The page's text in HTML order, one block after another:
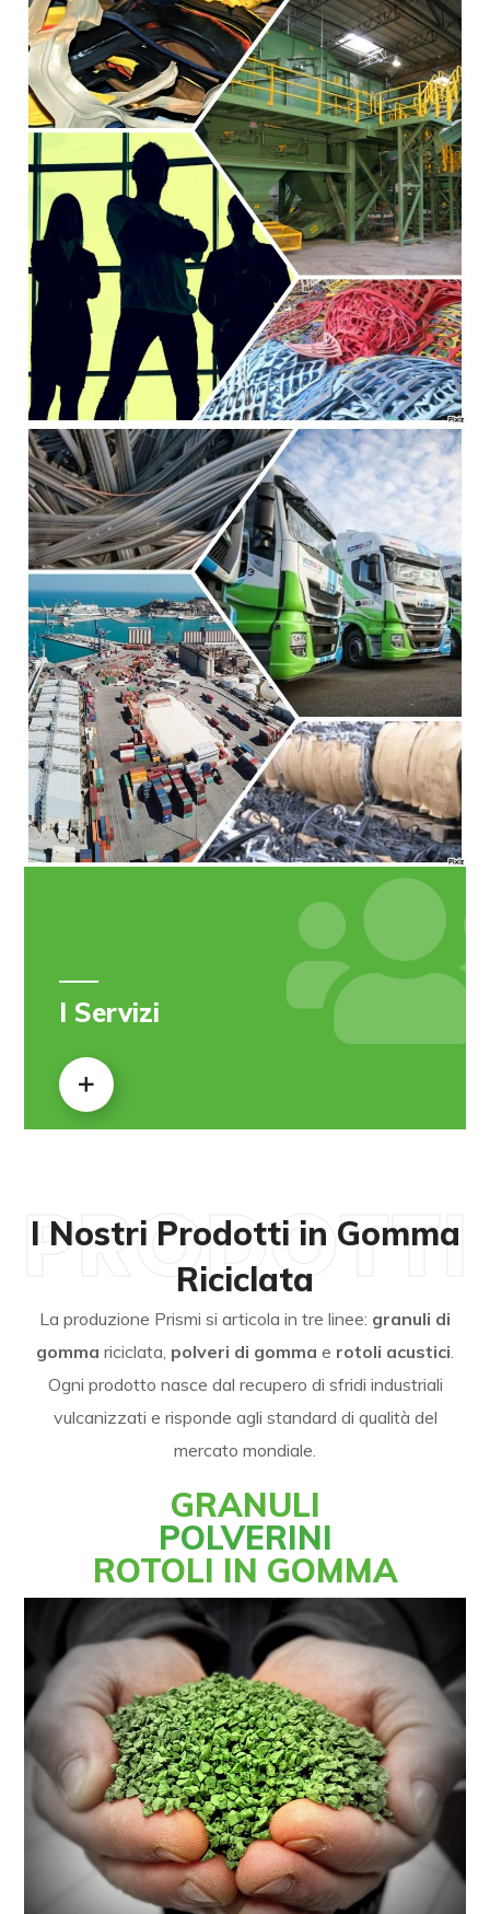
I Servizi
I Nostri Prodotti in Gomma
Riciclata
PRODOTTI
La produzione Prismi si articola in tre linee: granuli di
gomma riciclata, polveri di gomma e rotoli acustici
Ogni prodotto nasce dal recupero di sfridi industriali
vulcanizzati e risponde agli standard di qualità del
mercato mondiale.
GRANULI
POLVERINI
ROTOLI IN GOMMA